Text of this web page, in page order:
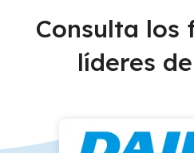
Consulta los
líderes